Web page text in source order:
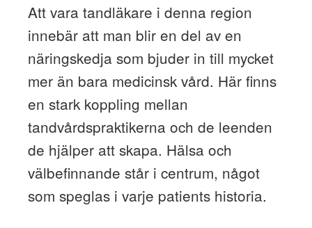
Att vara tandläkare i denna region
innebär att man blir en del av en
näringskedja som bjuder in till mycket
mer än bara medicinsk vård. Här finns
en stark koppling mellan
tandvårdspraktikerna och de leenden
de hjälper att skapa. Hälsa och
välbefinnande står i centrum, något
som speglas i varje patients historia.